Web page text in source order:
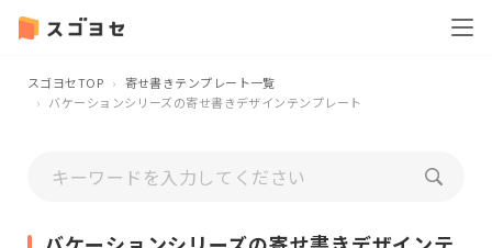
スゴヨセTOP
寄せ書きテンプレート一覧
バケーションシリーズの寄せ書きデザインテンプレート